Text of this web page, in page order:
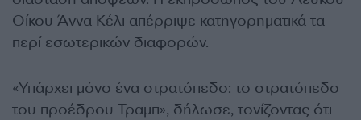
Οίκου Άννα Κέλι απέρριψε κατηγορηματικά τα
περί εσωτερικών διαφορών.
«Υπάρχει μόνο ένα στρατόπεδο: το στρατόπεδο
του προέδρου Τραμπ», δήλωσε, τονίζοντας ότι